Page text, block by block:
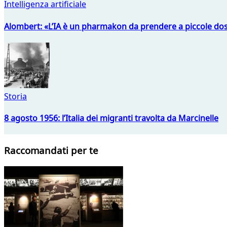
Intelligenza artificiale
Alombert: «L’IA è un pharmakon da prendere a piccole
Storia
8 agosto 1956: l’Italia dei migranti travolta da Marcinelle
Raccomandati per te